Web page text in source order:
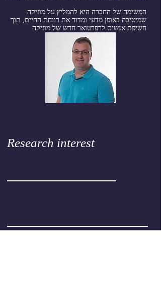
המשימה של החברה היא להמליץ ​​על מוזיקה
שמיטיבה באופן מדעי ומדוד את רווחת החיים, תוך
חשיפת אנשים לרפרטואר חדש של מוזיקה
Research interest